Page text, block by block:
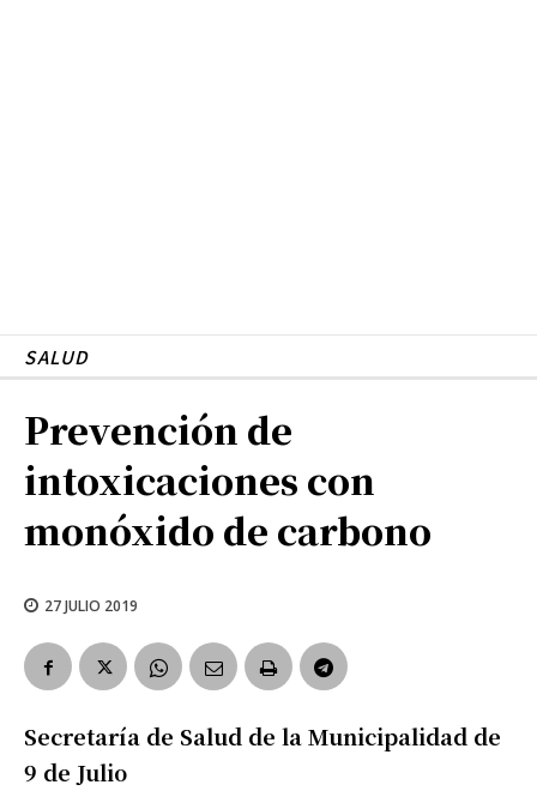
SALUD
Prevención de
intoxicaciones con
monóxido de carbono
27 JULIO 2019
Secretaría de Salud de la Municipalidad de
9 de Julio